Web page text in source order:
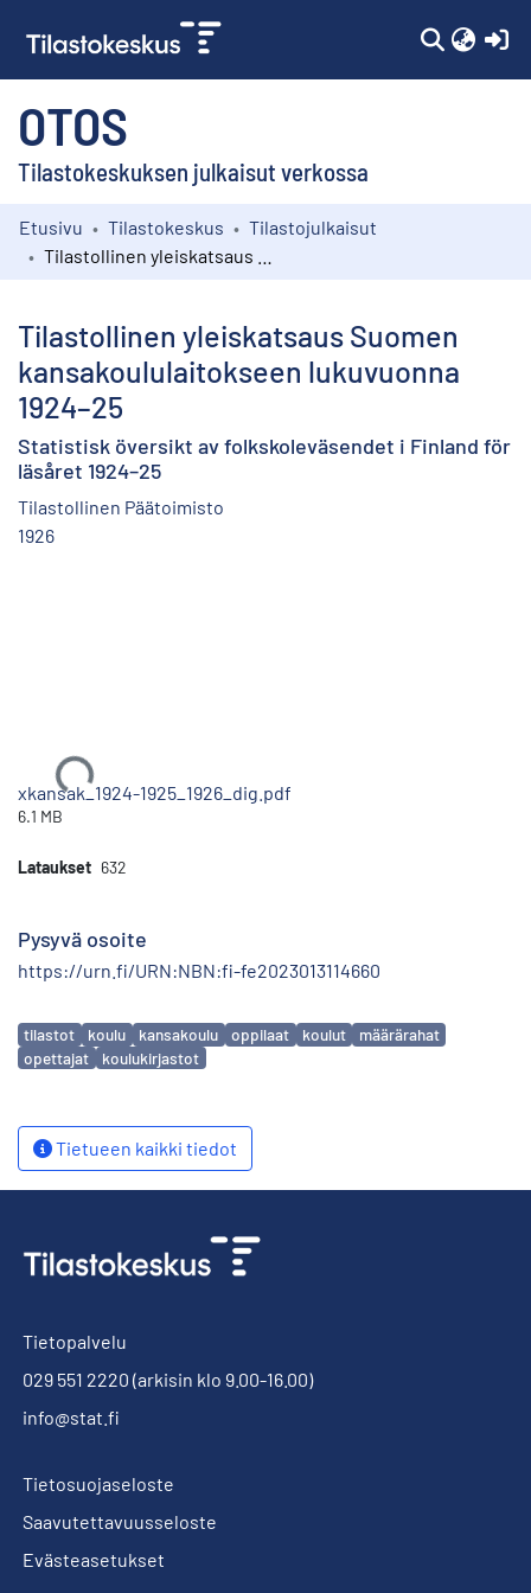
OTOS
Tilastokeskuksen julkaisut verkossa
Kokoelmat
Etusivu Tilastokeskus
Tilastojulkaisut
Tilastollinen yleiskatsaus Suomen
kansakoululaitokseen lukuvuonna
1924–25
Statistisk översikt av folkskoleväsendet i Finland för
läsåret 1924–25
Tilastollinen Päätoimisto
1926
Ladataan...
xkansak_1924-1925_1926_dig.pdf
6.1 MB
Lataukset 632
Pysyvä osoite
https://urn.fi/URN:NBN:fi-fe2023013114660
Avainsanat
tilastot koulu kansakoulu oppilaat koulut
määrärahat
opettajat
koulukirjastot
Tietueen kaikki tiedot
Tietopalvelu
029 551 2220 (arkisin klo 9.00-16.00)
info@stat.fi
Tietosuojaseloste
Saavutettavuusseloste
Evästeasetukset